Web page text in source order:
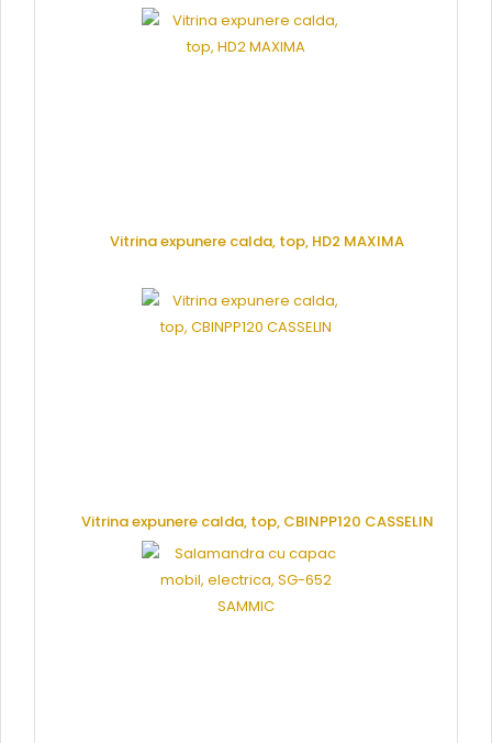
CERE OFERTA
Vitrina expunere calda, top, HD2 MAXIMA
Vitrina expunere calda, top, CBINPP120 CASSELIN
CERE OFERTA